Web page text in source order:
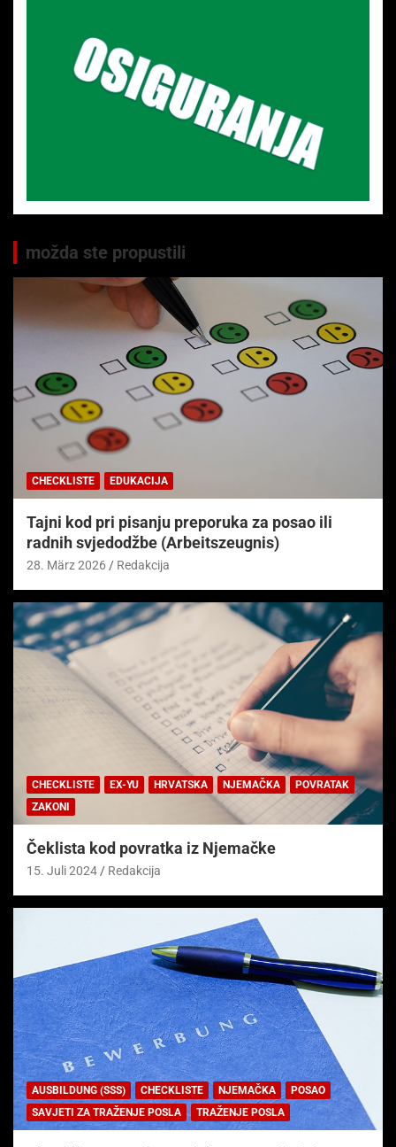
možda ste propustili
CHECKLISTE EDUKACIJA
Tajni kod pri pisanju preporuka za posao ili
radnih svjedodžbe (Arbeitszeugnis)
28. März 2026 Redakcija
CHECKLISTE EX-YU HRVATSKA NJEMAČKA
POVRATAK
ZAKONI
Čeklista kod povratka iz Njemačke
15. Juli 2024 Redakcija
AUSBILDUNG (SSS) CHECKLISTE NJEMAČKA
POSAO
SAVJETI ZA TRAŽENJE POSLA
TRAŽENJE POSLA